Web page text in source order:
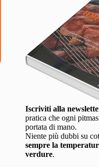
Iscriviti alla
pratica che ogni
portata di mano.
Niente più dubbi su
sempre la
verdure.